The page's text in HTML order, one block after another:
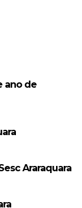
ano de
Araraquara